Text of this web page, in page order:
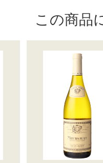
この商品